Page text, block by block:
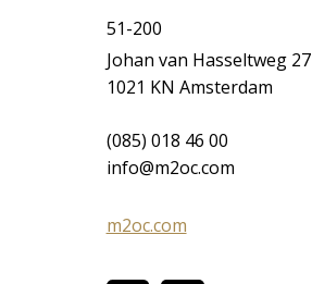
51-200
Johan van Hasseltweg 27
1021 KN Amsterdam
(085) 018 46 00
info@m2oc.com
m2oc.com